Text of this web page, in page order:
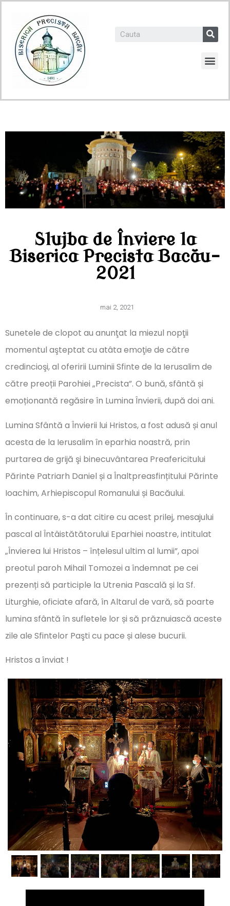
Slujba de Înviere la
Biserica Precista Bacău-
2021
mai 2, 2021
Sunetele de clopot au anunţat la miezul nopţii
momentul aşteptat cu atâta emoţie de către
credincioşi, al oferirii Luminii Sfinte de la Ierusalim de
către preoții Parohiei „Precista”. O bună, sfântă și
emoționantă regăsire în Lumina Învierii, după doi ani.
Lumina Sfântă a Învierii lui Hristos, a fost adusă și anul
acesta de la Ierusalim în eparhia noastră, prin
purtarea de grijă şi binecuvântarea Preafericitului
Părinte Patriarh Daniel și a Înaltpreasfințitului Părinte
Ioachim, Arhiepiscopul Romanului și Bacăului.
În continuare, s-a dat citire cu acest prilej, mesajului
pascal al Întâistătătorului Eparhiei noastre, intitulat
„Învierea lui Hristos – înțelesul ultim al lumii”, apoi
preotul paroh Mihail Tomozei a îndemnat pe cei
prezenți să participle la Utrenia Pascală și la Sf.
Liturghie, oficiate afară, în Altarul de vară, să poarte
lumina sfântă în sufletele lor și să prăznuiască aceste
zile ale Sfintelor Paşti cu pace și alese bucurii.
Hristos a înviat !